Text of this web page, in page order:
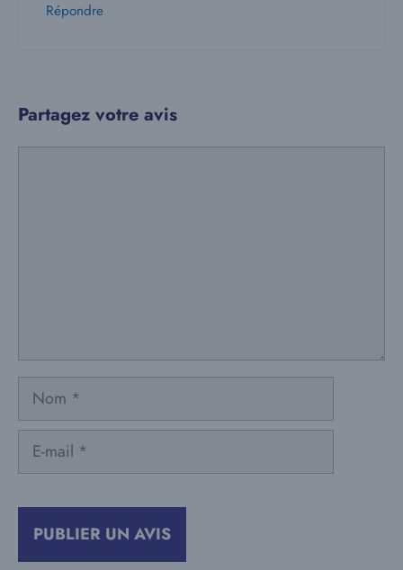
Répondre
Partagez votre avis
Nom